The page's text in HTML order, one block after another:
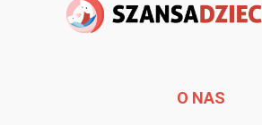
O NAS